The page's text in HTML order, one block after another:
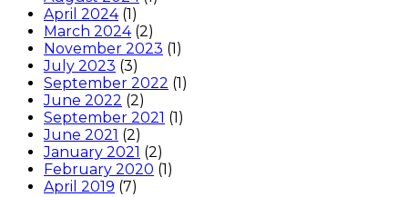
April 2024(1)
March 2024(2)
November 2023 (1)
July 2023 (3)
September 2022 (1)
June 2022 (2)
September 2021 (1)
June 2021 (2)
January 2021 (2)
February 2020 (1)
April 2019 (7)